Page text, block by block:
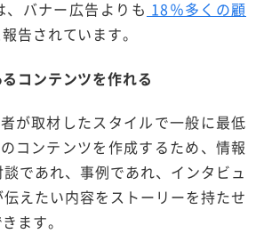
、バナー広告よりも 18％多くの顧
告されています。
コンテンツを作れる
が取材したスタイルで一般に最低
コンテンツを作成するため、情報
であれ、事例であれ、インタビュ
えたい内容をストーリーを持たせ
ます。